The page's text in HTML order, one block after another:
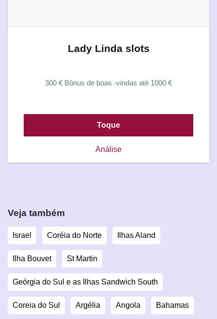
Lady Linda slots
300 € Bônus de boas -vindas até 1000 €
Toque
Análise
Veja também
Israel Coréia do Norte Ilhas Aland
Ilha Bouvet St Martin
Geórgia do Sul e as Ilhas Sandwich South
Coreia do Sul Argélia Angola Bahamas